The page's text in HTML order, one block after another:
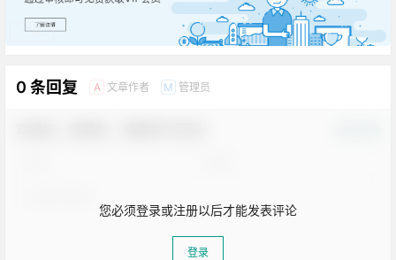
广告
0 条回复 A 文章作者 M 管理员
您必须登录或注册以后才能发表评论
登录